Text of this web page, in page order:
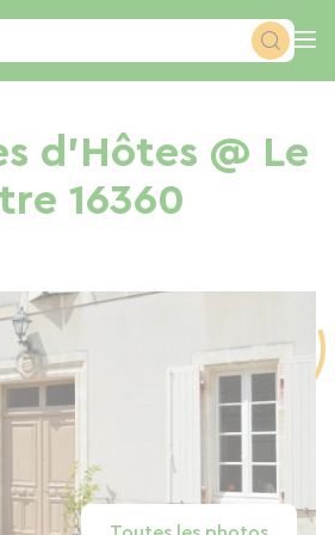
d'Hôtes @ Le
16360
des cookies